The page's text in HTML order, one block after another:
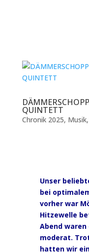
QUINTETT
Chronik 2025, Musik,
Unser
bei
vorher war
Hitzewelle
Abend
moderat.
hatten wir